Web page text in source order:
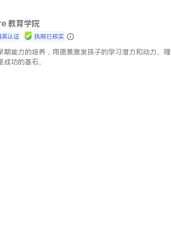
教育学院
认证 执照已核实
期能力的培养，用愿景激发孩子的学习潜力和动力。理
功的基石。